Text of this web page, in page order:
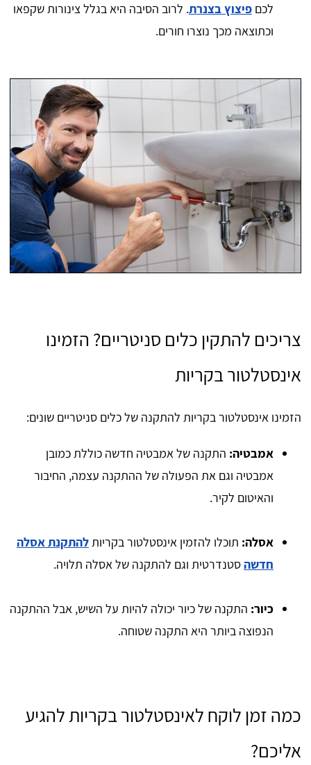
לכם פיצוץ בצנרת. לרוב הסיבה היא בגלל צינורות שקפאו
וכתוצאה מכך נוצרו חורים.
צריכים להתקין כלים סניטריים? הזמינו
אינסטלטור בקריות
הזמינו אינסטלטור בקריות להתקנה של כלים סניטריים שונים:
אמבטיה: התקנה של אמבטיה חדשה כוללת כמובן
אמבטיה וגם את הפעולה של ההתקנה עצמה, החיבור
והאיטום לקיר.
אסלה: תוכלו להזמין אינסטלטור בקריותלהתקנת אסלה
חדשהסטנדרטית וגם להתקנה של אסלה תלויה.
כיור: התקנה של כיור יכולה להיות על השיש, אבל ההתקנה
הנפוצה ביותר היא התקנה שטוחה.
כמה זמן לוקח לאינסטלטור בקריות להגיע
אליכם?